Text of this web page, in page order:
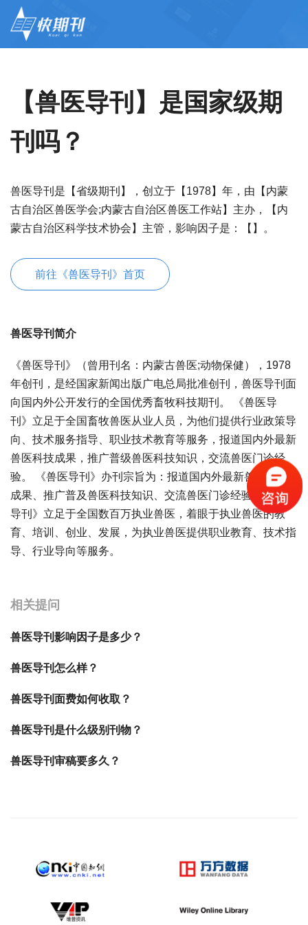
【兽医导刊】是国家级期
刊吗？
兽医导刊是【省级期刊】，创立于【1978】年，由【内蒙
古自治区兽医学会;内蒙古自治区兽医工作站】主办，【内
蒙古自治区科学技术协会】主管，影响因子是：【】。
前往《兽医导刊》首页
兽医导刊简介
《兽医导刊》（曾用刊名：内蒙古兽医;动物保健），1978
年创刊，是经国家新闻出版广电总局批准创刊，兽医导刊面
向国内外公开发行的全国优秀畜牧科技期刊。 《兽医导
刊》立足于全国畜牧兽医从业人员，为他们提供行业政策导
向、技术服务指导、职业技术教育等服务，报道国内外最新
兽医科技成果，推广普级兽医科技知识，交流兽医门诊经
验。 《兽医导刊》办刊宗旨为：报道国内外最新兽医科技
成果、推广普及兽医科技知识、交流兽医门诊经验。《兽医
导刊》立足于全国数百万执业兽医，着眼于执业兽医的教
育、培训、创业、发展，为执业兽医提供职业教育、技术指
导、行业导向等服务。
相关提问
兽医导刊影响因子是多少？
兽医导刊怎么样？
兽医导刊面费如何收取？
兽医导刊是什么级别刊物？
兽医导刊审稿要多久？